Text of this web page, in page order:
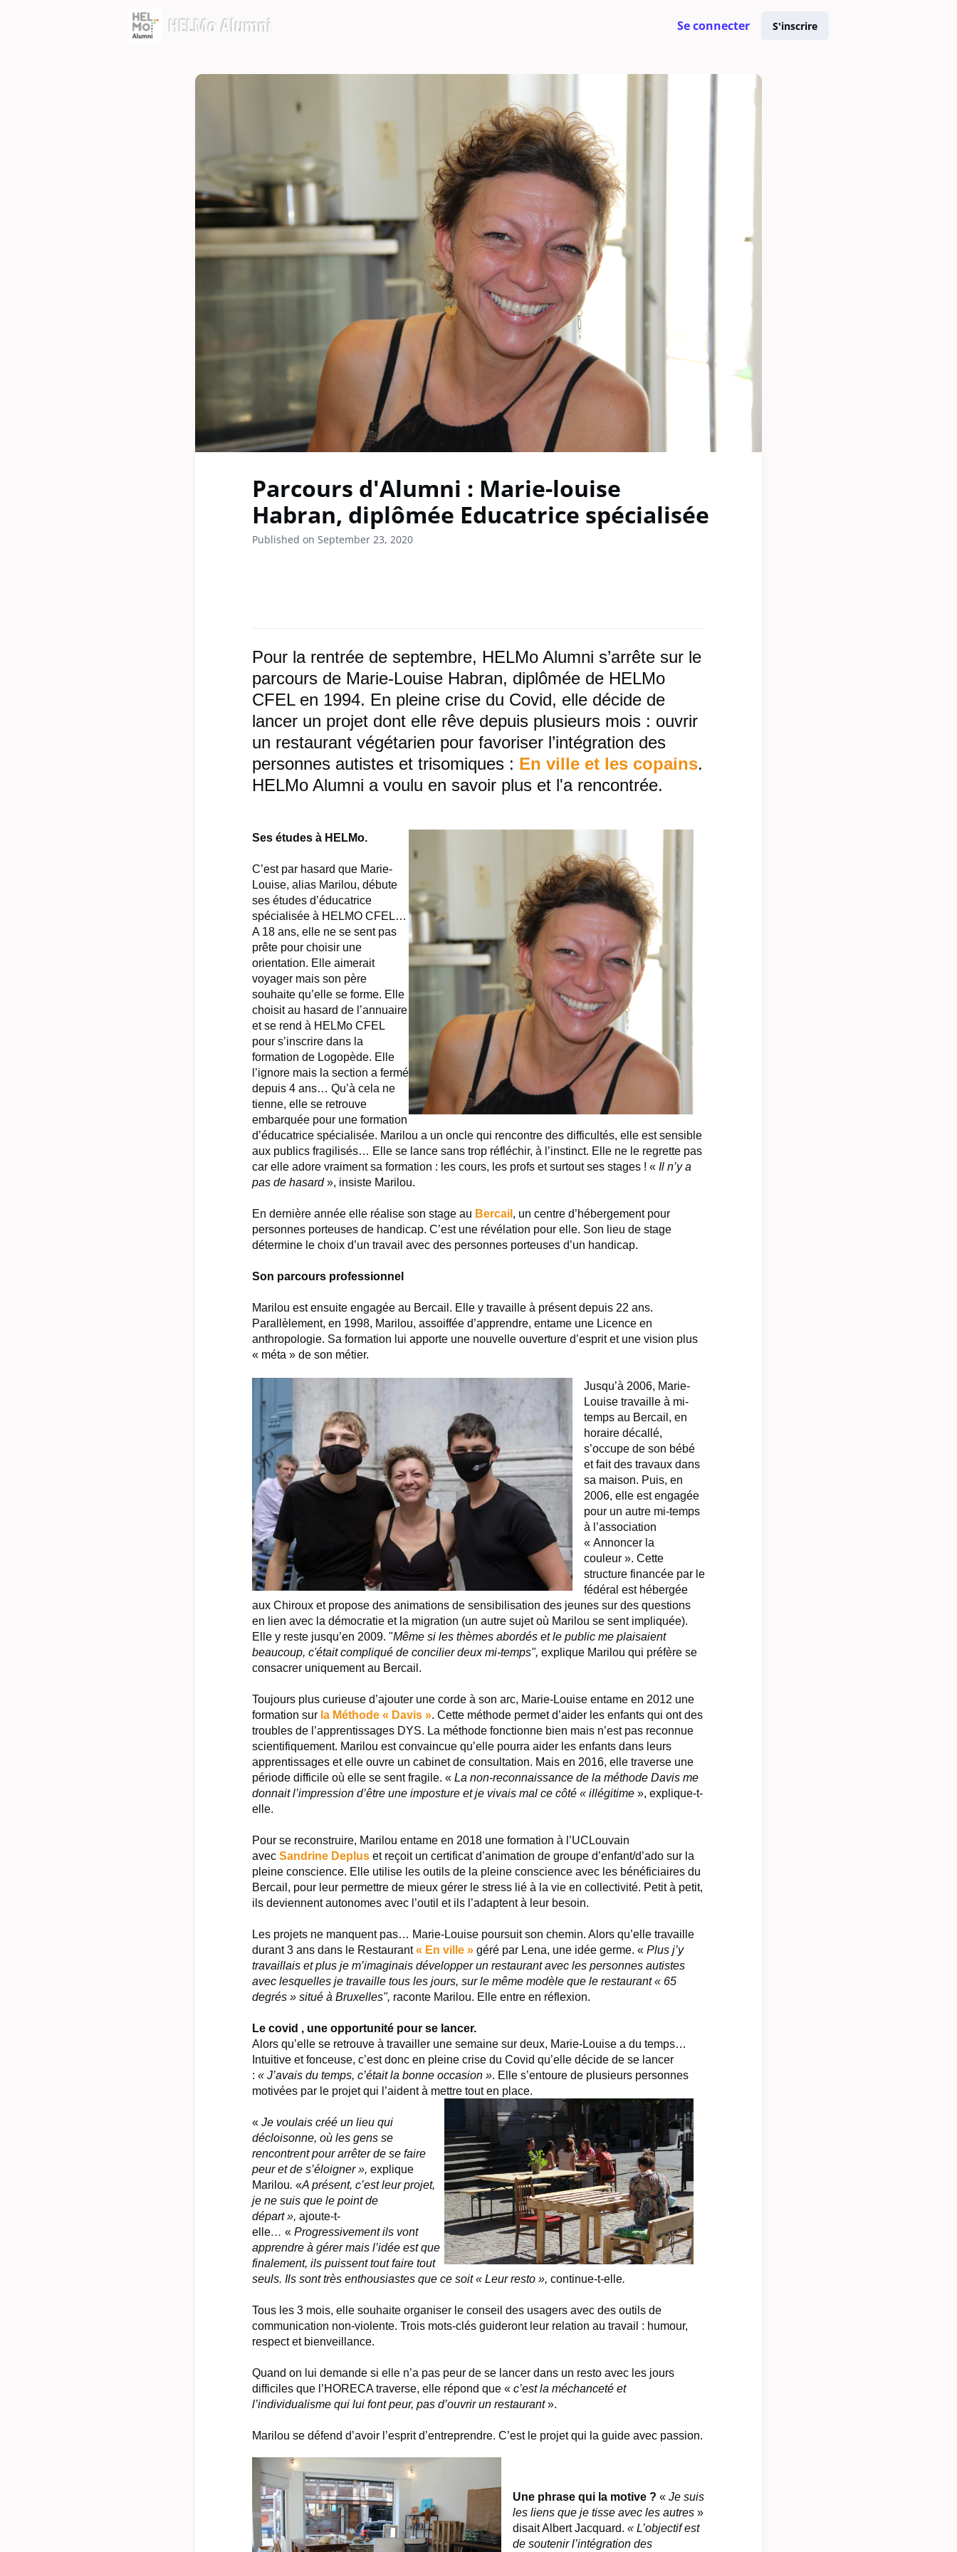
Opportunités professionnelles
Se connecter S'inscrire
Parcours d'Alumni : Marie-louise
Habran, diplômée Educatrice spécialisée
Published on September 23, 2020
Pour la rentrée de septembre, HELMo Alumni s’arrête sur le
parcours de Marie-Louise Habran, diplômée de HELMo
CFEL en 1994. En pleine crise du Covid, elle décide de
lancer un projet dont elle rêve depuis plusieurs mois : ouvrir
un restaurant végétarien pour favoriser l’intégration des
personnes autistes et trisomiques : En ville et les copains.
HELMo Alumni a voulu en savoir plus et l'a rencontrée.
Ses études à HELMo.
C’est par hasard que Marie-
Louise, alias Marilou, débute
ses études d’éducatrice
spécialisée à HELMO CFEL…
A 18 ans, elle ne se sent pas
prête pour choisir une
orientation. Elle aimerait
voyager mais son père
souhaite qu’elle se forme. Elle
choisit au hasard de l’annuaire
et se rend à HELMo CFEL
pour s’inscrire dans la
formation de Logopède. Elle
l’ignore mais la section a fermé
depuis 4 ans… Qu’à cela ne
tienne, elle se retrouve
embarquée pour une formation
d’éducatrice spécialisée. Marilou a un oncle qui rencontre des difficultés, elle est sensible
aux publics fragilisés… Elle se lance sans trop réfléchir, à l’instinct. Elle ne le regrette pas
car elle adore vraiment sa formation : les cours, les profs et surtout ses stages ! « Il n’y a
pas de hasard», insiste Marilou.
En dernière année elle réalise son stage au Bercail , un centre d’hébergement pour
personnes porteuses de handicap. C’est une révélation pour elle. Son lieu de stage
détermine le choix d’un travail avec des personnes porteuses d’un handicap.
Son parcours professionnel
Marilou est ensuite engagée au Bercail. Elle y travaille à présent depuis 22 ans.
Parallèlement, en 1998, Marilou, assoiffée d’apprendre, entame une Licence en
anthropologie. Sa formation lui apporte une nouvelle ouverture d’esprit et une vision plus
« méta » de son métier.
Jusqu’à 2006, Marie-
Louise travaille à mi-
temps au Bercail, en
horaire décallé,
s’occupe de son bébé
et fait des travaux dans
sa maison. Puis, en
2006, elle est engagée
pour un autre mi-temps
à l’association
« Annoncer la
couleur ». Cette
structure financée par le
fédéral est hébergée
aux Chiroux et propose des animations de sensibilisation des jeunes sur des questions
en lien avec la démocratie et la migration (un autre sujet où Marilou se sent impliquée).
Elle y reste jusqu’en 2009. "Même si les thèmes abordés et le public me plaisaient
beaucoup, c'était compliqué de concilier deux mi-temps", explique Marilou qui préfère se
consacrer uniquement au Bercail.
Toujours plus curieuse d’ajouter une corde à son arc, Marie-Louise entame en 2012 une
formation sur la Méthode « Davis ». Cette méthode permet d’aider les enfants qui ont des
troubles de l’apprentissages DYS. La méthode fonctionne bien mais n’est pas reconnue
scientifiquement. Marilou est convaincue qu’elle pourra aider les enfants dans leurs
apprentissages et elle ouvre un cabinet de consultation. Mais en 2016, elle traverse une
période difficile où elle se sent fragile. « La non-reconnaissance de la méthode Davis me
donnait l’impression d’être une imposture et je vivais mal ce côté « illégitime », explique-t-
elle.
Pour se reconstruire, Marilou entame en 2018 une formation à l’UCLouvain
avec Sandrine Deplus et reçoit un certificat d’animation de groupe d’enfant/d’ado sur la
pleine conscience. Elle utilise les outils de la pleine conscience avec les bénéficiaires du
Bercail, pour leur permettre de mieux gérer le stress lié à la vie en collectivité. Petit à petit,
ils deviennent autonomes avec l’outil et ils l’adaptent à leur besoin.
Les projets ne manquent pas… Marie-Louise poursuit son chemin. Alors qu’elle travaille
durant 3 ans dans le Restaurant« En ville » géré par Lena, une idée germe. « Plus j’y
travaillais et plus je m’imaginais développer un restaurant avec les personnes autistes
avec lesquelles je travaille tous les jours, sur le même modèle que le restaurant « 65
degrés » situé à Bruxelles", raconte Marilou. Elle entre en réflexion.
Le covid , une opportunité pour se lancer.
Alors qu’elle se retrouve à travailler une semaine sur deux, Marie-Louise a du temps…
Intuitive et fonceuse, c’est donc en pleine crise du Covid qu’elle décide de se lancer
: « J’avais du temps, c’était la bonne occasion ». Elle s’entoure de plusieurs personnes
motivées par le projet qui l’aident à mettre tout en place.
« Je voulais créé un lieu qui
décloisonne, où les gens se
rencontrent pour arrêter de se faire
peur et de s’éloigner », explique
Marilou. «A présent, c’est leur projet,
je ne suis que le point de
départ », ajoute-t-
elle… « Progressivement ils vont
apprendre à gérer mais l’idée est que
finalement, ils puissent tout faire tout
seuls. Ils sont très enthousiastes que ce soit « Leur resto », continue-t-elle.
Tous les 3 mois, elle souhaite organiser le conseil des usagers avec des outils de
communication non-violente. Trois mots-clés guideront leur relation au travail : humour,
respect et bienveillance.
Quand on lui demande si elle n’a pas peur de se lancer dans un resto avec les jours
difficiles que l’HORECA traverse, elle répond que « c’est la méchanceté et
l’individualisme qui lui font peur, pas d’ouvrir un restaurant».
Marilou se défend d’avoir l’esprit d’entreprendre. C’est le projet qui la guide avec passion.
Une phrase qui la motive ? « Je suis
les liens que je tisse avec les autres »
disait Albert Jacquard. « L’objectif est
de soutenir l’intégration des